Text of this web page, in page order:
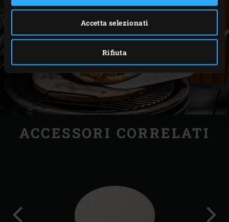
Accetta selezionati
Rifiuta
ACCESSORI CORRELATI